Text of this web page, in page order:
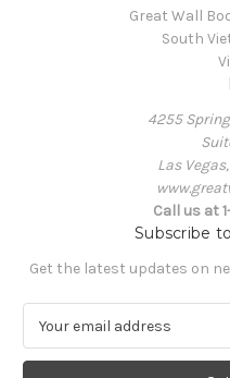
Great Wall
South
4255
Las
Call us at
Subscribe
Get the latest updates on
a